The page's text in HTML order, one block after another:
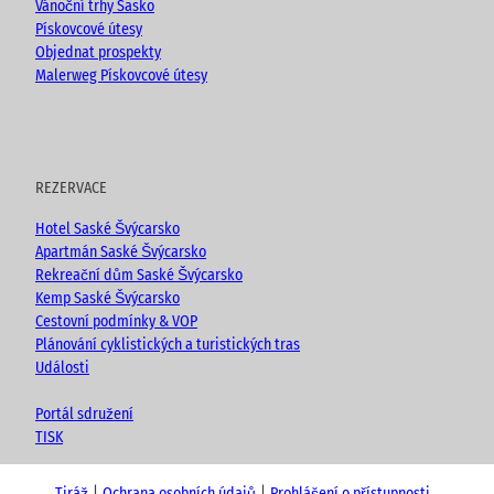
Vánoční trhy Sasko
Pískovcové útesy
Objednat prospekty
Malerweg Pískovcové útesy
REZERVACE
Hotel Saské Švýcarsko
Apartmán Saské Švýcarsko
Rekreační dům Saské Švýcarsko
Kemp Saské Švýcarsko
Cestovní podmínky & VOP
Plánování cyklistických a turistických tras
Události
Portál sdružení
TISK